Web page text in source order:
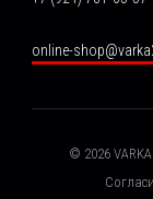
online-
© 2026